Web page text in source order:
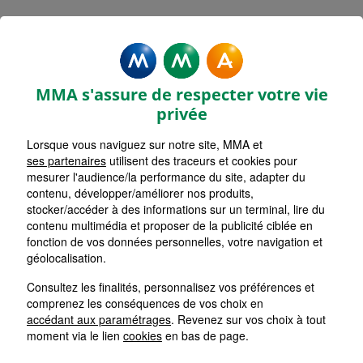
DES JONCHERETS
Accueil
Assurance Centre-Val de Loire
Assurance Eure-et-Loir (28)
MMA s'assure de respecter votre vie
privée
Lorsque vous naviguez sur notre site, MMA et
ses partenaires utilisent des traceurs et cookies pour
mesurer l'audience/la performance du site, adapter du
contenu, développer/améliorer nos produits,
stocker/accéder à des informations sur un terminal, lire du
contenu multimédia et proposer de la publicité ciblée en
fonction de vos données personnelles, votre navigation et
géolocalisation.
Consultez les finalités, personnalisez vos préférences et
comprenez les conséquences de vos choix en
accédant aux paramétrages. Revenez sur vos choix à tout
moment via le lien cookies en bas de page.